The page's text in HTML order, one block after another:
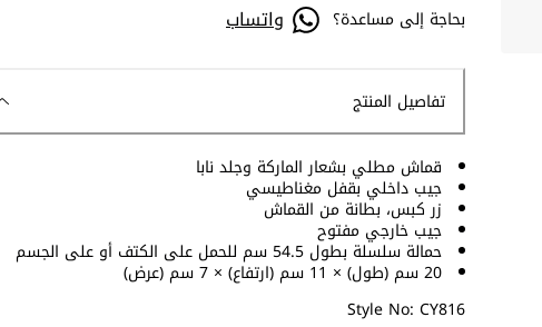
بحاجة إلى مساعدة؟ واتساب
تفاصيل المنتج
قماش مطلي بشعار الماركة وجلد نابا
جيب داخلي بقفل مغناطيسي
زر كبس، بطانة من القماش
جيب خارجي مفتوح
حمالة سلسلة بطول 54.5 سم للحمل على الكتف أو على الجسم
20 سم (طول) × 11 سم (ارتفاع) × 7 سم (عرض)
Style No: CY816